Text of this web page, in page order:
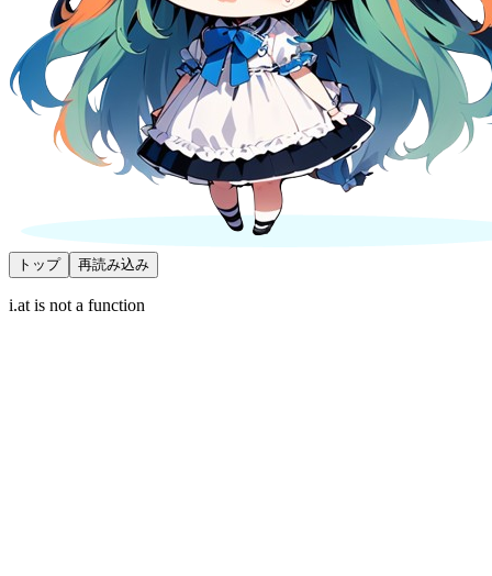
トップ 再読み込み
i.at is not a function